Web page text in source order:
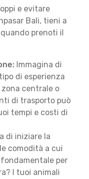
e evitare
Bali, tieni a
prenoti il
Immagina di
di esperienza
centrale o
di trasporto può
tempi e costi di
di iniziare la
comodità a cui
per
I tuoi animali